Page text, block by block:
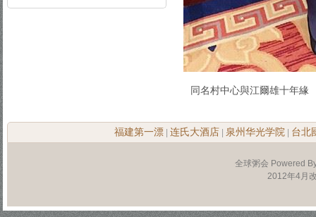
同名村中心與江爾雄十年緣
福建第一漂 连氏大酒店 泉州华光学院 台北
全球粥会 Powered
2012年4月